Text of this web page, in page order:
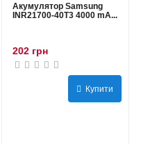
Акумулятор Samsung
INR21700-40T3 4000 mA...
202 грн
Купити